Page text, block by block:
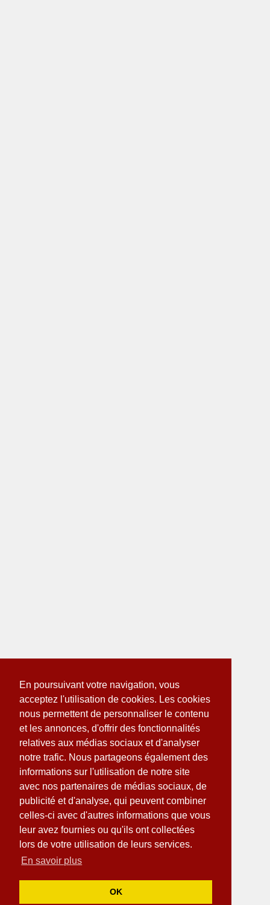
En poursuivant votre navigation, vous
acceptez l'utilisation de cookies. Les cookies
nous permettent de personnaliser le contenu
et les annonces, d'offrir des fonctionnalités
relatives aux médias sociaux et d'analyser
notre trafic. Nous partageons également des
informations sur l'utilisation de notre site
avec nos partenaires de médias sociaux, de
publicité et d'analyse, qui peuvent combiner
celles-ci avec d'autres informations que vous
leur avez fournies ou qu'ils ont collectées
lors de votre utilisation de leurs services.
En savoir plus
OK